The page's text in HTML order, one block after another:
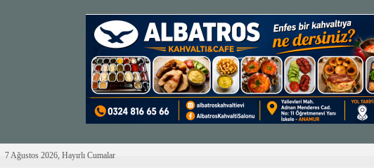
7 Ağustos 2026, Hayırlı Cumalar